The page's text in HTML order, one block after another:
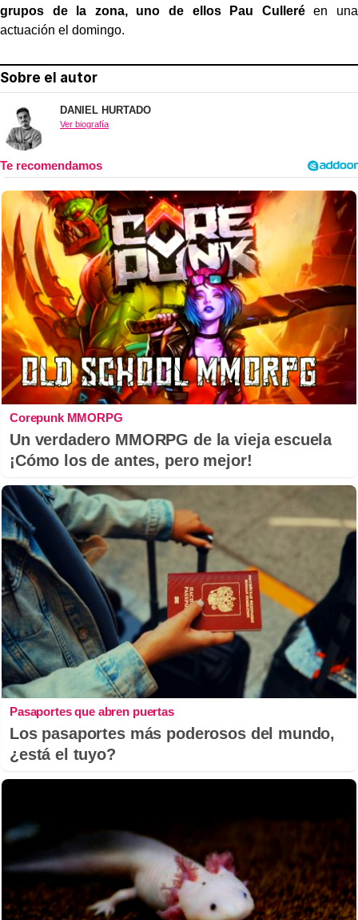
grupos de la zona, uno de ellos Pau Culleréen una
actuación el domingo.
Sobre el autor
DANIEL HURTADO
Ver biografía
Corepunk MMORPG
Un verdadero MMORPG de la vieja escuela
¡Cómo los de antes, pero mejor!
Pasaportes que abren puertas
Los pasaportes más poderosos del mundo,
¿está el tuyo?